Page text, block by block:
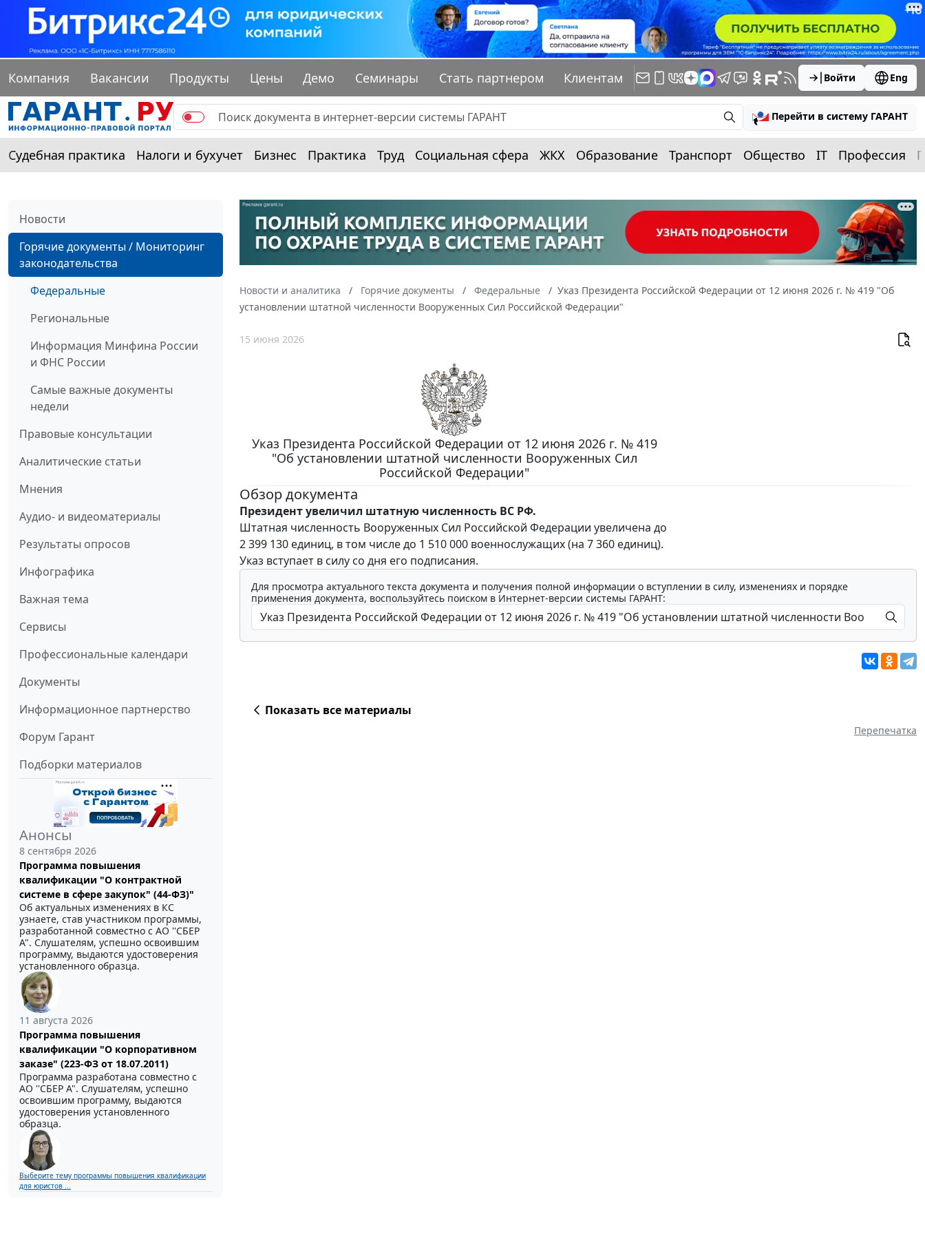
Компания Вакансии Продукты Цены Демо Семинары Стать партнером Клиентам Войти Eng
Перейти в систему ГАРАНТ
Судебная практика Налоги и бухучет Бизнес Практика Труд Социальная сфера ЖКХ Образование Транспорт Общество IT Профессия
Новости
Горячие документы / Мониторинг
законодательства
Федеральные
Региональные
Информация Минфина России
и ФНС России
Самые важные документы
недели
Правовые консультации
Аналитические статьи
Мнения
Аудио- и видеоматериалы
Результаты опросов
Инфографика
Важная тема
Сервисы
Профессиональные календари
Документы
Информационное партнерство
Форум Гарант
Подборки материалов
Анонсы
8 сентября 2026
Программа повышения
квалификации "О контрактной
системе в сфере закупок" (44-ФЗ)"
Об актуальных изменениях в КС
узнаете, став участником программы,
разработанной совместно с АО ''СБЕР
А". Слушателям, успешно освоившим
программу, выдаются удостоверения
установленного образца.
11 августа 2026
Программа повышения
квалификации "О корпоративном
заказе" (223-ФЗ от 18.07.2011)
Программа разработана совместно с
АО ''СБЕР А". Слушателям, успешно
освоившим программу, выдаются
удостоверения установленного
образца.
Выберите тему программы повышения квалификации
для юристов ...
Новости и аналитика Горячие документы Федеральные
Указ Президента Российской Федерации от 12 июня 2026 г. № 419 "Об
установлении штатной численности Вооруженных Сил Российской Федерации"
15 июня 2026
Указ Президента Российской Федерации от 12 июня 2026 г. № 419
"Об установлении штатной численности Вооруженных Сил
Российской Федерации"
Обзор документа
Президент увеличил штатную численность ВС РФ.
Штатная численность Вооруженных Сил Российской Федерации увеличена до
2 399 130 единиц, в том числе до 1 510 000 военнослужащих (на 7 360 единиц).
Указ вступает в силу со дня его подписания.
Для просмотра актуального текста документа и получения полной информации о вступлении в силу, изменениях и порядке
применения документа, воспользуйтесь поиском в Интернет-версии системы ГАРАНТ:
Показать все материалы
Перепечатка